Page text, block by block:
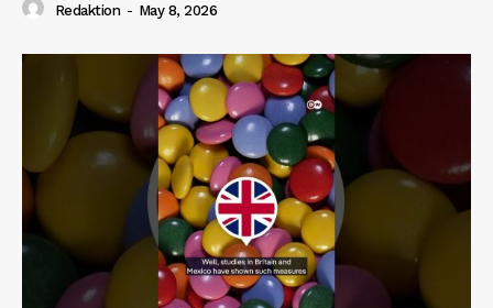
Redaktion - May 8, 2026